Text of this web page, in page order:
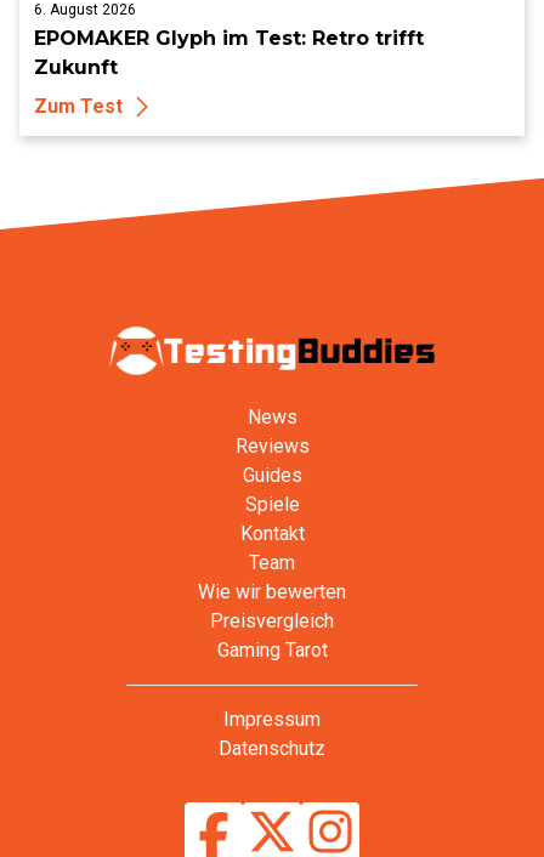
6. August 2026
EPOMAKER Glyph im Test: Retro trifft
Zukunft
Zum Test
News
Reviews
Guides
Spiele
Kontakt
Team
Wie wir bewerten
Preisvergleich
Gaming Tarot
Impressum
Datenschutz